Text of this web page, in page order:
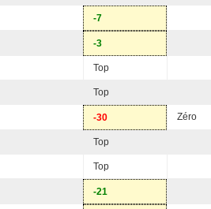
-7
-3
Top
Top
-30 Zéro
Top
Top
-21